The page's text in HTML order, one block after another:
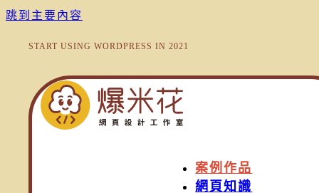
跳到主要內容
START USING WORDPRESS IN 2021
案例作品
網頁知識